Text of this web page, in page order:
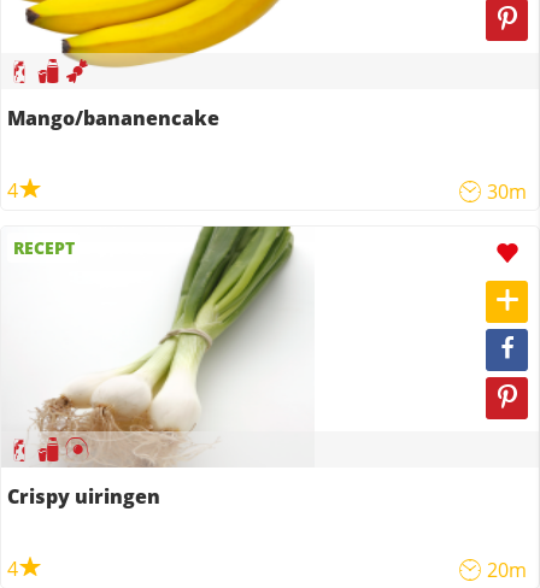
Mango/bananencake
4 30m
RECEPT
Crispy uiringen
4 20m